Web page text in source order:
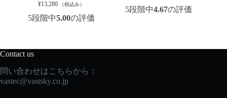
¥13,280 （税込み）
5段階中5.00の評価
5段階中4.67の評価
Contact us
問い合わせはこちらから：
vastec@vastsky.co.jp